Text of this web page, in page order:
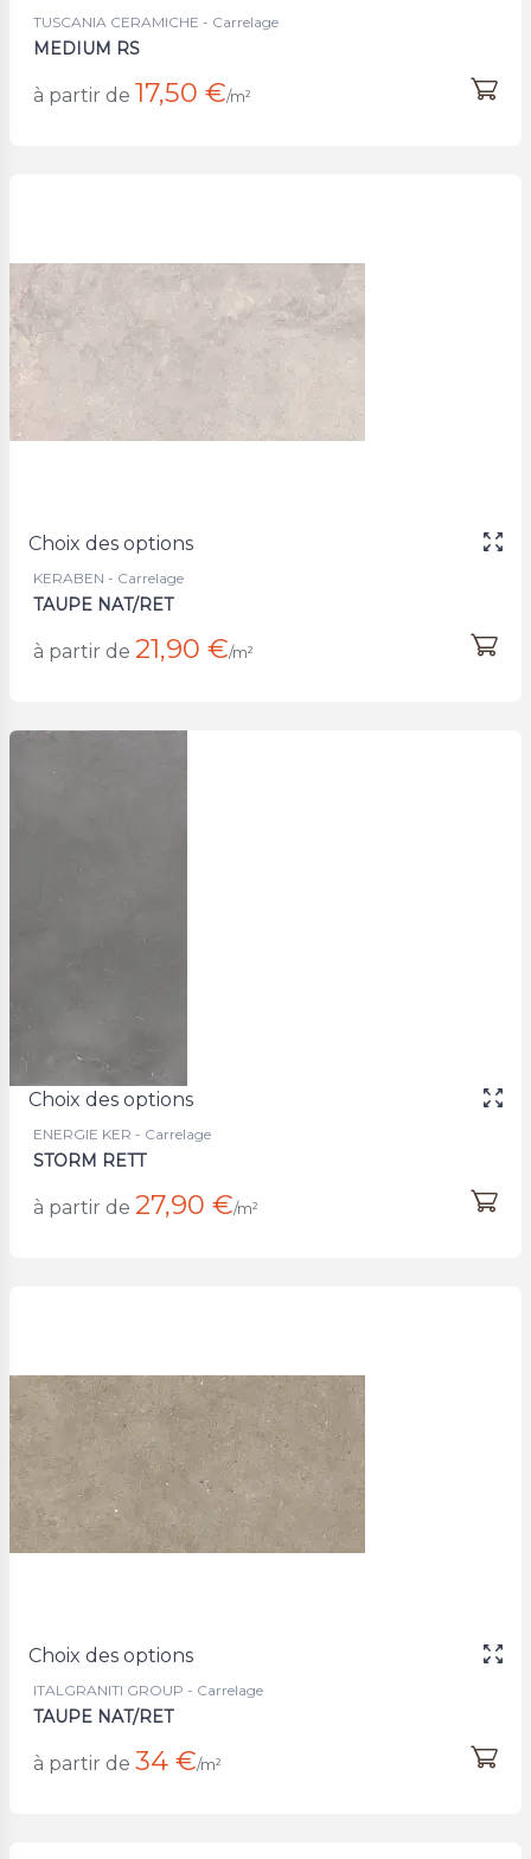
TUSCANIA CERAMICHE - Carrelage
MEDIUM RS
à partir de 17,50 €/m²
Choix des options
KERABEN - Carrelage
TAUPE NAT/RET
à partir de 21,90 €/m²
Choix des options
ENERGIE KER - Carrelage
STORM RETT
à partir de 27,90 €/m²
Choix des options
ITALGRANITI GROUP - Carrelage
TAUPE NAT/RET
à partir de 34 €/m²